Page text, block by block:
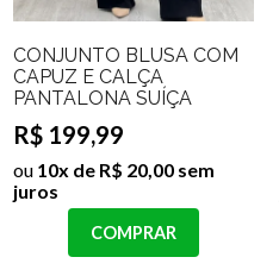
CONJUNTO BLUSA COM
CAPUZ E CALÇA
PANTALONA SUÍÇA
R$ 199,99
ou 10x de R$ 20,00 sem
juros
COMPRAR